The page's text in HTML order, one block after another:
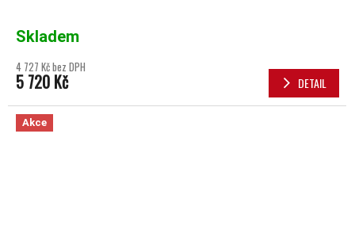
Skladem
4 727 Kč bez DPH
5 720 Kč DETAIL
Akce